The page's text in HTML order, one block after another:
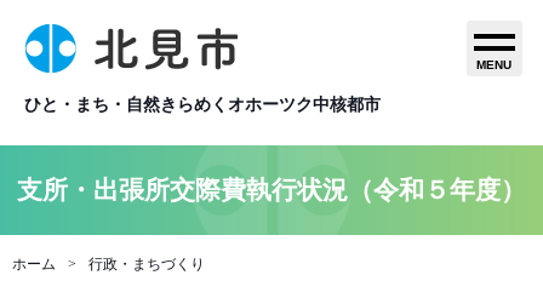
ひと・まち・自然きらめくオホーツク中核都市
MENU
支所・出張所交際費執行状況（令和５年度）
ホーム 行政・まちづくり